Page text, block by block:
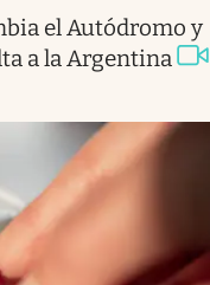
el Autódromo y
a la Argentina